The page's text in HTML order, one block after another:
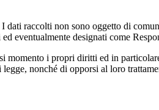
dati raccolti non sono oggetto di
eventualmente designati come
momento i propri diritti ed in
nonché di opporsi al loro